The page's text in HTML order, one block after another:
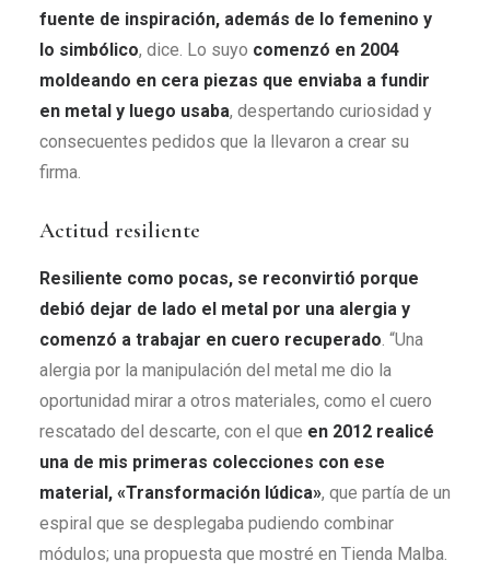
fuente de inspiración, además de lo femenino y
lo simbólico, dice. Lo suyo comenzó en 2004
moldeando en cera piezas que enviaba a fundir
en metal y luego usaba, despertando curiosidad y
consecuentes pedidos que la llevaron a crear su
firma.
Actitud resiliente
Resiliente como pocas, se reconvirtió porque
debió dejar de lado el metal por una alergia y
comenzó a trabajar en cuero recuperado. “Una
alergia por la manipulación del metal me dio la
oportunidad mirar a otros materiales, como el cuero
rescatado del descarte, con el que en 2012 realicé
una de mis primeras colecciones con ese
material, «Transformación lúdica», que partía de un
espiral que se desplegaba pudiendo combinar
módulos; una propuesta que mostré en Tienda Malba.